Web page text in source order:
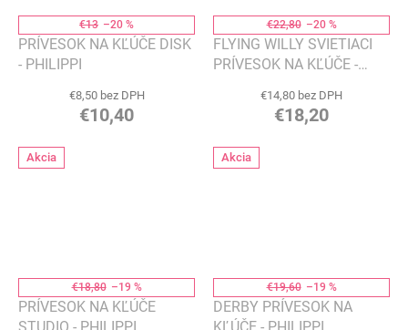
€13 –20 %
PRÍVESOK NA KĽÚČE DISK
- PHILIPPI
€8,50 bez DPH
€10,40
€22,80 –20 %
FLYING WILLY SVIETIACI
PRÍVESOK NA KĽÚČE -
€14,80 bez DPH
€18,20
Akcia
€18,80 –19 %
PRÍVESOK NA KĽÚČE
Akcia
€19,60 –19 %
DERBY PRÍVESOK NA